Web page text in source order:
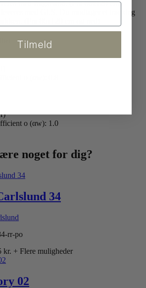
med fragtmand. (Fra 86x120 cm)
leveres med GLS. Du modtager et tracking
o (αw): 0.8
o (αw): 1.0
noget for dig?
34
rr-po
kr. Prisinterval:
4,195 kr.
+ Flere muligheder
02
Tilmeld